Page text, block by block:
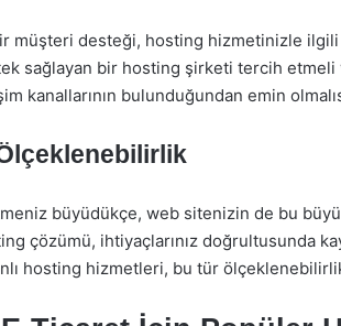
müşteri desteği, hosting hizmetinizle ilgili
sağlayan bir hosting şirketi tercih
kanallarının bulunduğundan emin
büyüdükçe, web sitenizin de bu
çözümü, ihtiyaçlarınız doğrultusunda
hosting hizmetleri, bu tür